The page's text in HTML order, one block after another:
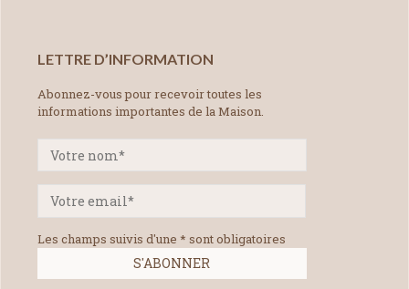
LETTRE D’INFORMATION
Abonnez-vous pour recevoir toutes les
informations importantes de la Maison.
Les champs suivis d'une * sont obligatoires